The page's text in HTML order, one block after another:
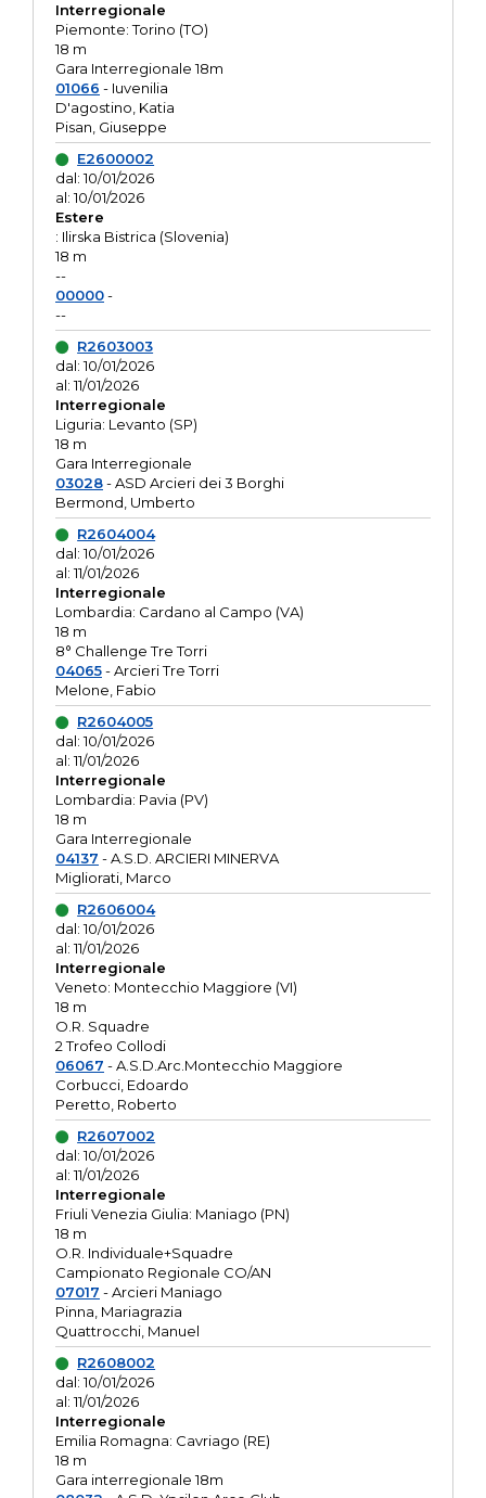
Interregionale
Piemonte: Torino (TO)
18 m
Gara Interregionale 18m
01066 - Iuvenilia
D'agostino, Katia
Pisan, Giuseppe
E2600002
dal: 10/01/2026
al: 10/01/2026
Estere
: Ilirska Bistrica (Slovenia)
18 m
--
00000-
--
R2603003
dal: 10/01/2026
al: 11/01/2026
Interregionale
Liguria: Levanto (SP)
18 m
Gara Interregionale
03028- ASD Arcieri dei 3 Borghi
Bermond, Umberto
R2604004
dal: 10/01/2026
al: 11/01/2026
Interregionale
Lombardia: Cardano al Campo (VA)
18 m
8° Challenge Tre Torri
04065- Arcieri Tre Torri
Melone, Fabio
R2604005
dal: 10/01/2026
al: 11/01/2026
Interregionale
Lombardia: Pavia (PV)
18 m
Gara Interregionale
04137 - A.S.D. ARCIERI MINERVA
Migliorati, Marco
R2606004
dal: 10/01/2026
al: 11/01/2026
Interregionale
Veneto: Montecchio Maggiore (VI)
18 m
O.R. Squadre
2 Trofeo Collodi
06067 - A.S.D.Arc.Montecchio Maggiore
Corbucci, Edoardo
Peretto, Roberto
R2607002
dal: 10/01/2026
al: 11/01/2026
Interregionale
Friuli Venezia Giulia: Maniago (PN)
18 m
O.R. Individuale+Squadre
Campionato Regionale CO/AN
07017 - Arcieri Maniago
Pinna, Mariagrazia
Quattrocchi, Manuel
R2608002
dal: 10/01/2026
al: 11/01/2026
Interregionale
Emilia Romagna: Cavriago (RE)
18 m
Gara interregionale 18m